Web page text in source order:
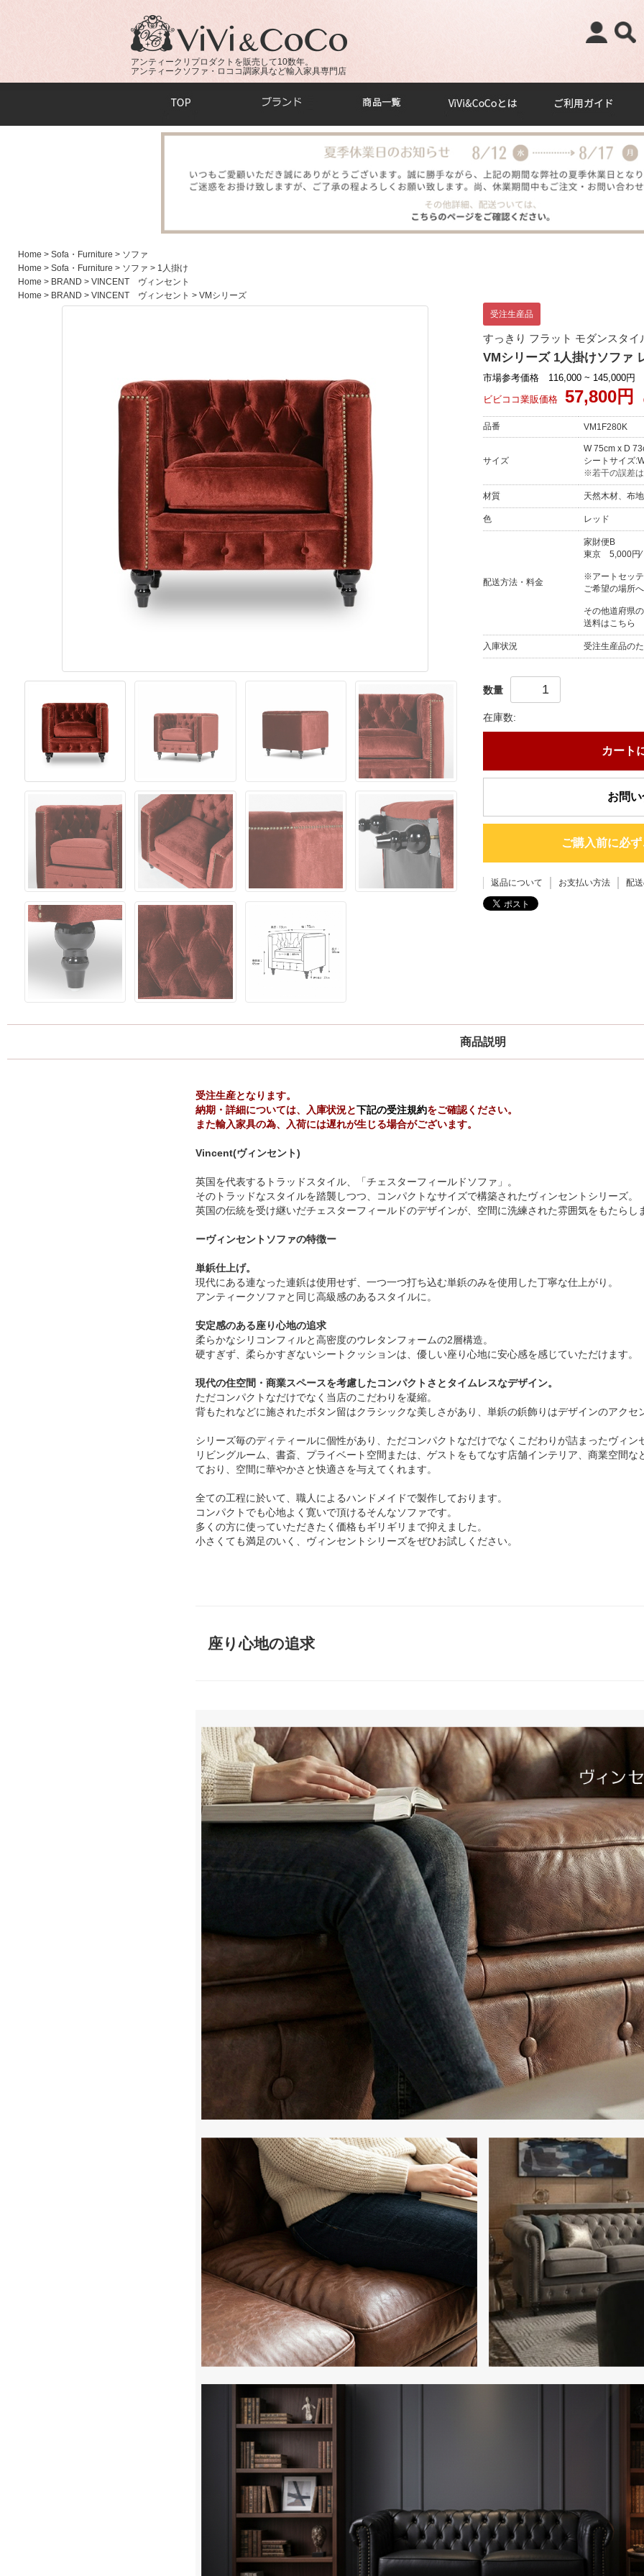
アンティークリプロダクトを販売して10数年。
アンティークソファ・ロココ調家具など輸入家具専門店
Home > Sofa・Furniture > ソファ
Home > Sofa・Furniture > ソファ > 1人掛け
Home > BRAND > VINCENT ヴィンセント
Home > BRAND > VINCENT ヴィンセント > VMシリーズ
受注生産品
すっきり フラット モダンスタ
VMシリーズ 1人掛けソファ
市場参考価格 116,000 ~ 145,000円
ビビココ業販価格
57,800円
品番 VM1F280K
サイズ
W 75cm x D
シートサイズ
※若干の誤差
材質 天然木材、布
色 レッド
配送方法・料金
家財便B
東京
5,000円
※アートセッ
ご希望の場所
その他道府県
送料はこちら
入庫状況 受注生産品の
数量
在庫数:
カート
お問
ご購入前に必
返品について お支払い方法 配
商品説明
受注生産となります。
納期・詳細については、入庫状況と下記の受注規約をご確認ください。
また輸入家具の為、入荷には遅れが生じる場合がございます。
Vincent(ヴィンセント)
英国を代表するトラッドスタイル、「チェスターフィールドソファ」。
そのトラッドなスタイルを踏襲しつつ、コンパクトなサイズで構築されたヴィンセントシリーズ。
英国の伝統を受け継いだチェスターフィールドのデザインが、空間に洗練された雰囲気をもたらし
ーヴィンセントソファの特徴ー
単鋲仕上げ。
現代にある連なった連鋲は使用せず、一つ一つ打ち込む単鋲のみを使用した丁寧な仕上がり。
アンティークソファと同じ高級感のあるスタイルに。
安定感のある座り心地の追求
柔らかなシリコンフィルと高密度のウレタンフォームの2層構造。
硬すぎず、柔らかすぎないシートクッションは、優しい座り心地に安心感を感じていただけます。
現代の住空間・商業スペースを考慮したコンパクトさとタイムレスなデザイン。
ただコンパクトなだけでなく当店のこだわりを凝縮。
背もたれなどに施されたボタン留はクラシックな美しさがあり、単鋲の鋲飾りはデザインのアクセ
シリーズ毎のディティールに個性があり、ただコンパクトなだけでなくこだわりが詰まったヴィン
リビングルーム、書斎、プライベート空間または、ゲストをもてなす店舗インテリア、商業空間な
ており、空間に華やかさと快適さを与えてくれます。
全ての工程に於いて、職人によるハンドメイドで製作しております。
コンパクトでも心地よく寛いで頂けるそんなソファです。
多くの方に使っていただきたく価格もギリギリまで抑えました。
小さくても満足のいく、ヴィンセントシリーズをぜひお試しください。
座り心地の追求